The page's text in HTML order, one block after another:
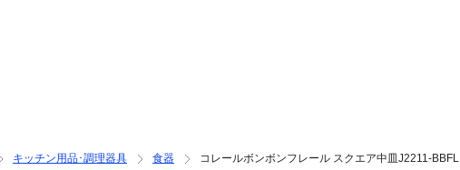
キッチン用品･調理器具 食器 コレールボンボンフレール スクエア中皿J2211-BBFL